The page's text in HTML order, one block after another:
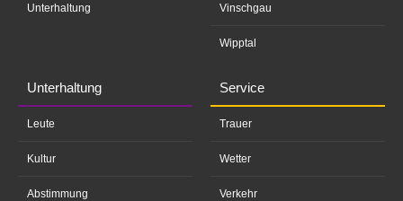
Unterhaltung Vinschgau
Wipptal
Unterhaltung
Leute
Kultur
Abstimmung
Service
Trauer
Wetter
Verkehr